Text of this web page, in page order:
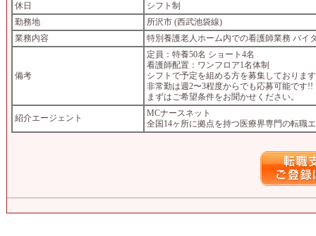
休日
シフト制
勤務地
所沢市 (西武池袋線)
業務内容
特別養護老人ホーム内での看護師業務 バイ
備考
定員：特養50名 ショート4名
看護師配置：ワンフロア1名体制
シフトで予定を組める方を募集しておりま
非常勤は週2〜3程度からでも応募可能です!!
まずはご希望条件をお聞かせください。
紹介エージェント
MCナースネット
全国14ヶ所に拠点を持つ医療界専門の転職